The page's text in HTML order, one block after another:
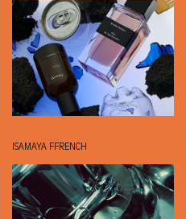
ISAMAYA FFRENCH